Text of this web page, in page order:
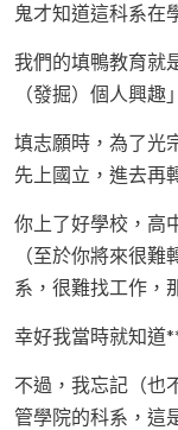
鬼才知道這科系在
我們的填鴨教育就
（發掘）個人興趣
填志願時，為了光
先上國立，進去再
你上了好學校，高
（至於你將來很
系，很難找工作，
幸好我當時就知道
不過，我忘記（也
管學院的科系，這